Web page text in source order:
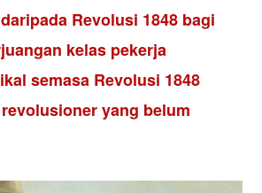
Revolusi 1848 bagi
kelas pekerja
semasa Revolusi 1848
yang belum